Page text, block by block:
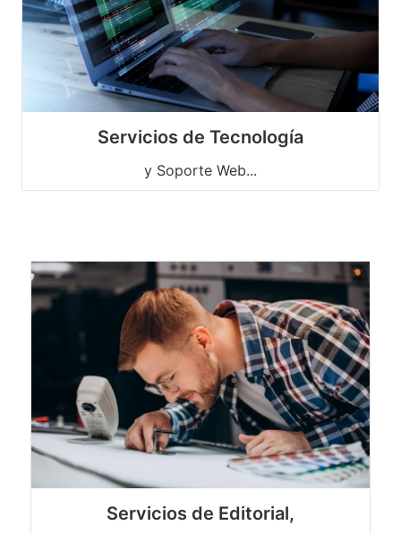
Servicios de Tecnología
y Soporte Web...
Servicios de Editorial,